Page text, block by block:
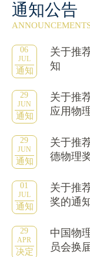
通知公告
06
JUL
通知
关于推
知
29
JUN
通知
关于推
应用物
29
JUN
通知
关于推
德物理
01
JUL
通知
关于推
奖的通
29
APR
决定
中国物
员会换